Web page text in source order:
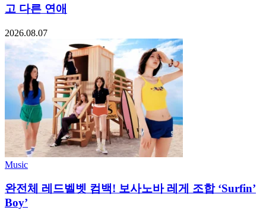
고 다른 연애
2026.08.07
Music
완전체 레드벨벳 컴백! 보사노바 레게 조합 ‘Surfin’
Boy’